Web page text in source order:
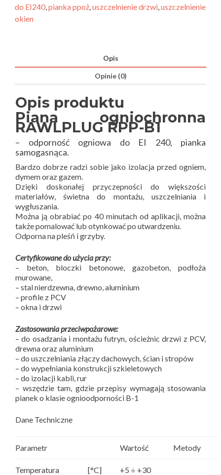
do EI240 pianka ppoż uszczelnienie drzwi uszczelnienie
okien
Opis
Opinie (0)
Opis produktu
Piana ogniochronna
RAWLPLUG RPP-B1
– odporność ogniowa do EI 240, pianka
samogasnąca.
Bardzo dobrze radzi sobie jako izolacja przed ogniem,
dymem oraz gazem.
Dzięki doskonałej przyczepności do większości
materiałów, świetna do montażu, uszczelniania i
wygłuszania.
Można ją obrabiać po 40 minutach od aplikacji, można
także pomalować lub otynkować po utwardzeniu.
Odporna na pleśń i grzyby.
Certyfikowane do użycia przy:
– beton, bloczki betonowe, gazobeton, podłoża
murowane,
– stal nierdzewna, drewno, aluminium
– profile z PCV
– okna i drzwi
Zastosowania przeciwpożarowe:
– do osadzania i montażu futryn, ościeżnic drzwi z PCV,
drewna oraz aluminium
– do uszczelniania złączy dachowych, ścian i stropów
– do wypełniania konstrukcji szkieletowych
– do izolacji kabli, rur
– wszędzie tam, gdzie przepisy wymagają stosowania
pianek o klasie ognioodporności B-1
Dane Techniczne
Parametr Wartość Metody
Temperatura
[°C] +5 ÷ +30